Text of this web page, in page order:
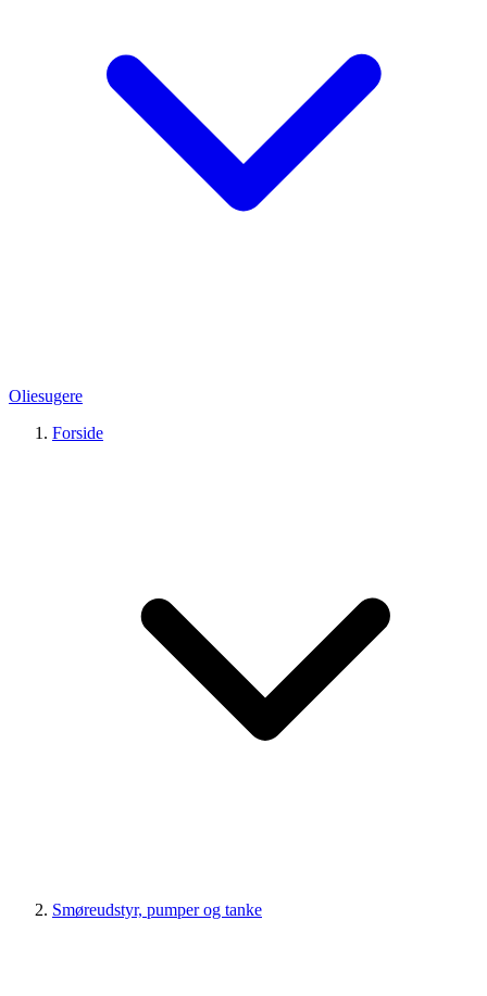
Oliesugere
Forside
Smøreudstyr, pumper og tanke